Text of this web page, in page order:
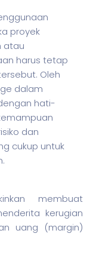
proyek
atau
harus tetap
Oleh
dalam
hati-
dan
cukup untuk
membuat
kerugian
uang (margin)